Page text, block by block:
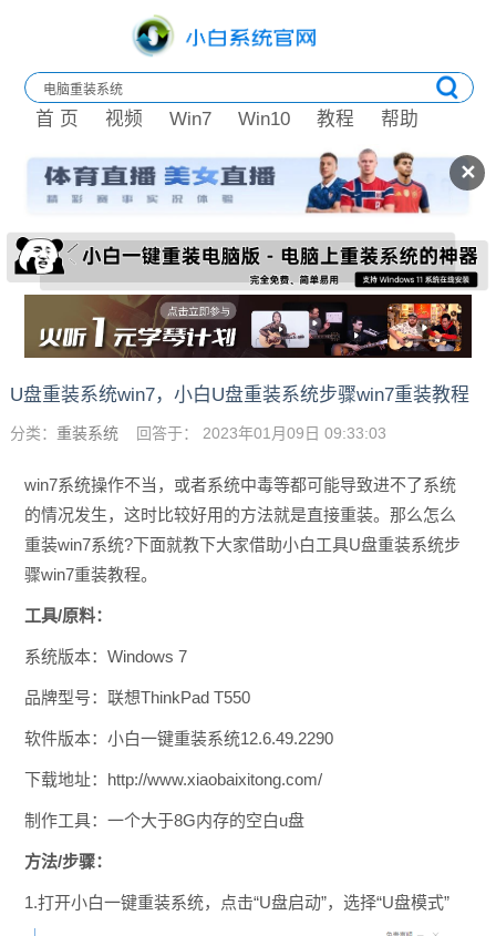
✕
首 页 视频 Win7 Win10 教程 帮助
U盘重装系统win7，小白U盘重装系统步骤win7重装教程
分类： 重装系统回答于： 2023年01月09日 09:33:03
win7系统操作不当，或者系统中毒等都可能导致进不了系统
的情况发生，这时比较好用的方法就是直接重装。那么怎么
重装win7系统?下面就教下大家借助小白工具U盘重装系统步
骤win7重装教程。
工具/原料：
系统版本：Windows 7
品牌型号：联想ThinkPad T550
软件版本：小白一键重装系统12.6.49.2290
下载地址：http://www.xiaobaixitong.com/
制作工具：一个大于8G内存的空白u盘
方法/步骤：
1.打开小白一键重装系统，点击“U盘启动”，选择“U盘模式”